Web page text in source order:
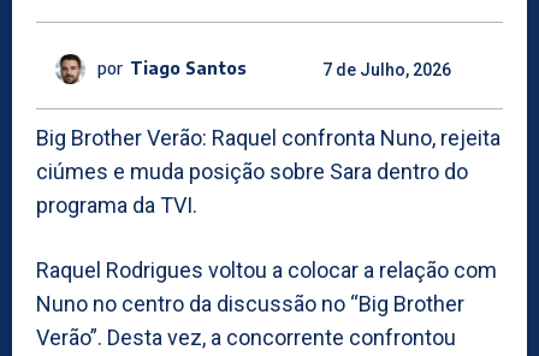
por Tiago Santos 7 de Julho, 2026
Big Brother Verão: Raquel confronta Nuno, rejeita
ciúmes e muda posição sobre Sara dentro do
programa da TVI.
Raquel Rodrigues voltou a colocar a relação com
Nuno no centro da discussão no “Big Brother
Verão”. Desta vez, a concorrente confrontou